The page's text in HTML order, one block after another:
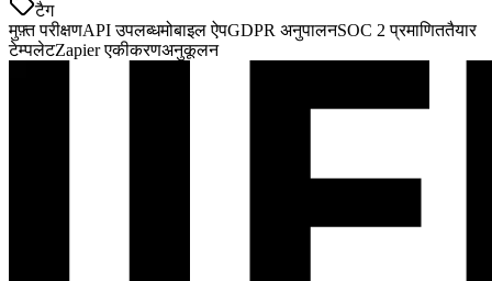
टैग
मुफ़्त परीक्षणAPI उपलब्धमोबाइल ऐपGDPR अनुपालनSOC 2 प्रमाणिततैयार
टेम्पलेटZapier एकीकरणअनुकूलन